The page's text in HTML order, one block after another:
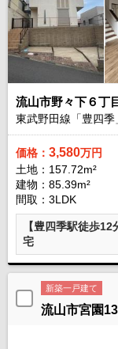
流山市野々下６丁目
東武野田線「豊四季
価格： 3,580万円
土地：157.72m²
建物：85.39m²
間取：3LDK
【豊四季駅徒歩
宅
新築一戸建て
流山市宮園